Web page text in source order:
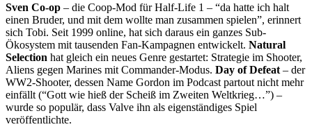
Sven Co-op – die Coop-Mod für Half-Life 1 – “da hatte ich halt
einen Bruder, und mit dem wollte man zusammen spielen”, erinnert
sich Tobi. Seit 1999 online, hat sich daraus ein ganzes Sub-
Ökosystem mit tausenden Fan-Kampagnen entwickelt. Natural
Selection hat gleich ein neues Genre gestartet: Strategie im Shooter,
Aliens gegen Marines mit Commander-Modus. Day of Defeat – der
WW2-Shooter, dessen Name Gordon im Podcast partout nicht mehr
einfällt (“Gott wie hieß der Scheiß im Zweiten Weltkrieg…”) –
wurde so populär, dass Valve ihn als eigenständiges Spiel
veröffentlichte.